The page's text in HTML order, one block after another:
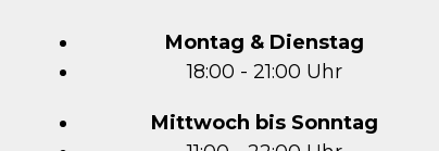
Montag & Dienstag
18:00 - 21:00 Uhr
Mittwoch bis Sonntag